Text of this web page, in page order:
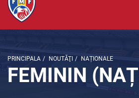
PRINCIPALA / NOUTĂŢI / NAȚIONALE
FEMININ